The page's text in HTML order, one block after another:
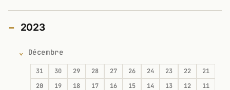
2023
Décembre
31 30 29 28 27 26 24 23 22
21
20
19 18 17 16 15 14 13 12 11